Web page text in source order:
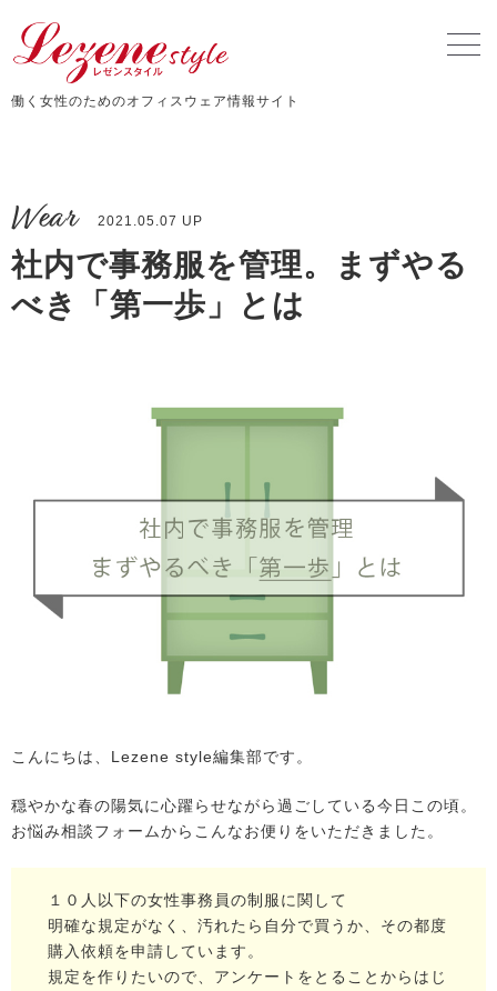
働く女性のためのオフィスウェア情報サイト
Wear 2021.05.07 UP
社内で事務服を管理。まずやる
べき「第一歩」とは
こんにちは、Lezene style編集部です。
穏やかな春の陽気に心躍らせながら過ごしている今日この頃。
お悩み相談フォームからこんなお便りをいただきました。
１０人以下の女性事務員の制服に関して
明確な規定がなく、汚れたら自分で買うか、その都度
購入依頼を申請しています。
規定を作りたいので、アンケートをとることからはじ